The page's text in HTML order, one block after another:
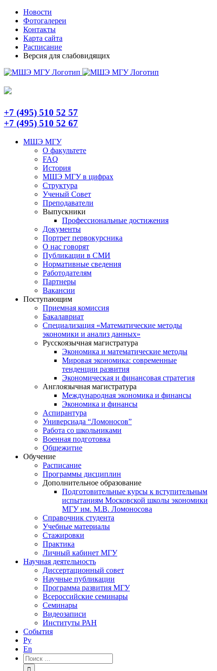
Skip
content
TelegramНовости
Фотогалереи
Контакты
Карта сайта
Расписание
Версия для слабовидящих
+7 (495) 510 52 57
+7 (495) 510 52 67
МШЭ МГУ
О факультете
FAQ
История
МШЭ МГУ в цифрах
Структура
Ученый Совет
Преподаватели
Выпускники
Профессиональные достижения
Документы
Портрет первокурсника
О нас говорят
Публикации в СМИ
Нормативные сведения
Работодателям
Партнеры
Вакансии
Поступающим
Приемная комиссия
Бакалавриат
Специализация «Математические методы
экономики и анализ данных»
Русскоязычная магистратура
Экономика и математические методы
Мировая экономика: современные
тенденции развития
Экономическая и финансовая стратегия
Англоязычная магистратура
Международная экономика и финансы
Экономика и финансы
Аспирантура
Универсиада “Ломоносов”
Работа со школьниками
Военная подготовка
Общежитие
Обучение
Расписание
Программы дисциплин
Дополнительное образование
Подготовительные курсы к вступительным
испытаниям Московской школы экономики
МГУ им. М.В. Ломоносова
Справочник студента
Учебные материалы
Стажировки
Практика
Личный кабинет МГУ
Научная деятельность
Диссертационный совет
Научные публикации
Программа развития МГУ
Всероссийские семинары
Семинары
Видеозаписи
Институты РАН
События
Ру
En
Результат
поиска: